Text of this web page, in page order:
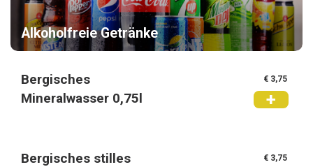
Alkoholfreie Getränke
Bergisches
Mineralwasser 0,75l
€ 3,75
+
Bergisches stilles
€ 3,75